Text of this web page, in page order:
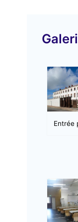
d
Entrée